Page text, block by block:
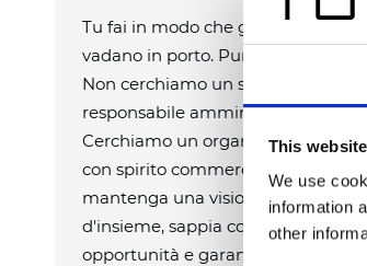
This
We use
information
other
Tu fai in modo che gli affari
vadano in porto. Punto.
Non cerchiamo un semplice
responsabile amministrativo.
Cerchiamo un organizzatore
con spirito commerciale che
mantenga una visione
d'insieme, sappia cogliere le
opportunità e garantisca che la